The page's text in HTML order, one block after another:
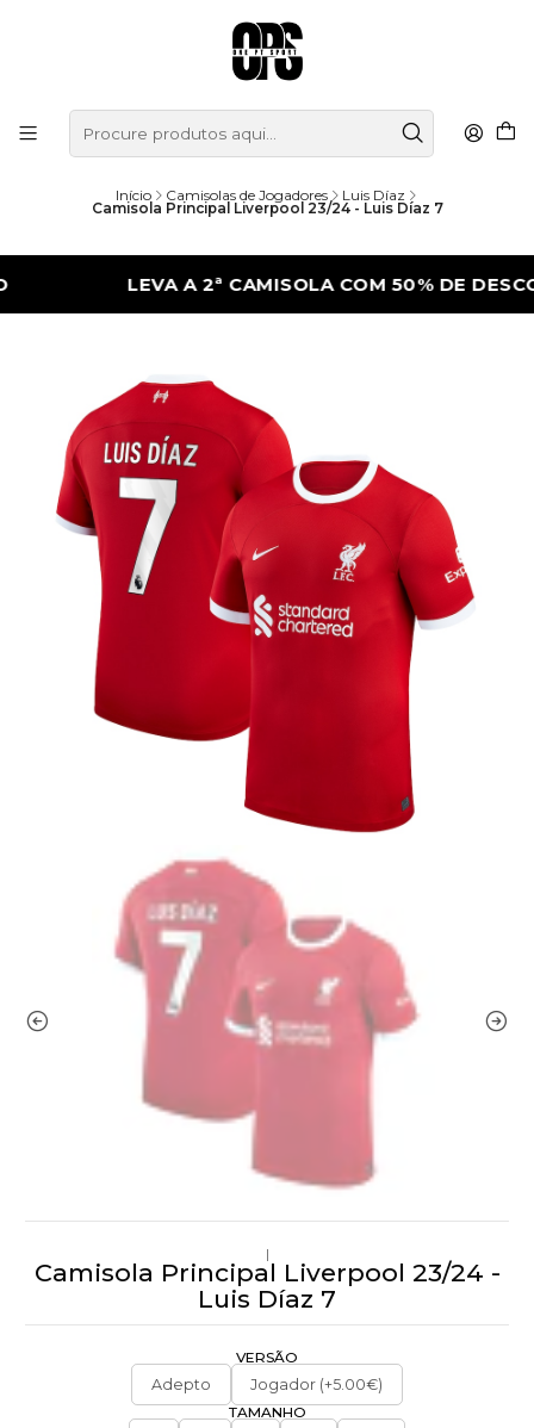
Início Camisolas de Jogadores Luis Díaz
Camisola Principal Liverpool 23/24 - Luis Díaz 7
LEVA A 2ª CAMISOLA COM 50% DE DESCONTO
|
Camisola Principal Liverpool 23/24 -
Luis Díaz 7
VERSÃO
Adepto
Jogador (+5.00€)
TAMANHO